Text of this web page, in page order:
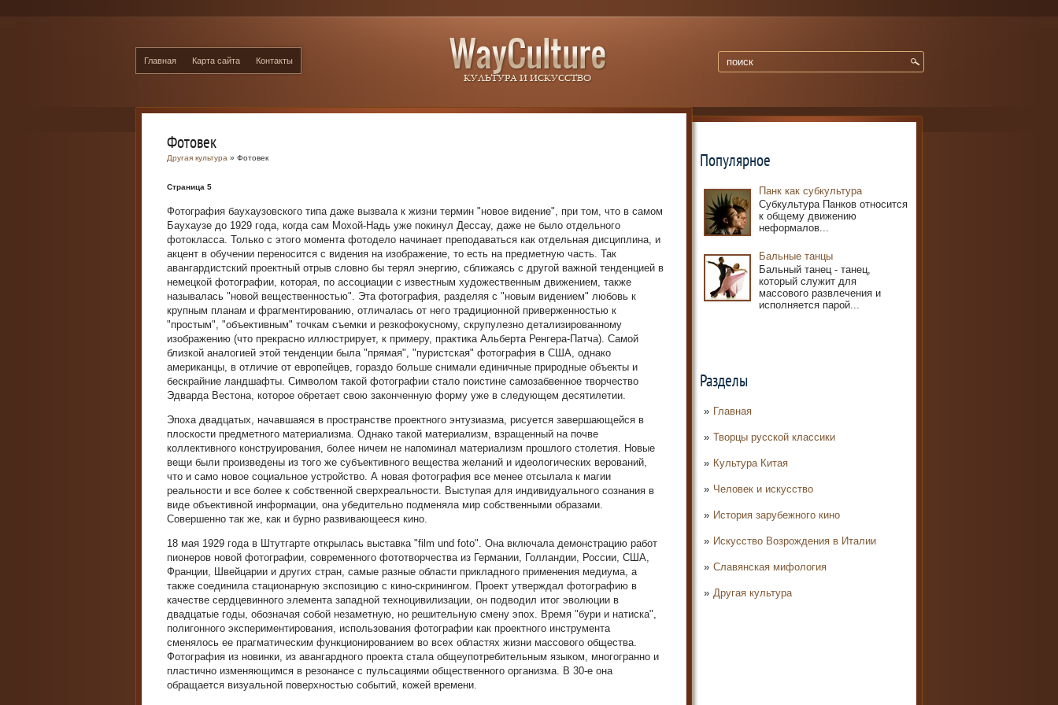
Главная Карта сайта Контакты
Популярное
Панк как субкультура
Субкультура Панков относится
к общему движению
неформалов...
Бальные танцы
Бальный танец - танец,
который служит для
массового развлечения и
исполняется парой...
Разделы
Главная
Творцы русской классики
Культура Китая
Человек и искусство
История зарубежного кино
Искусство Возрождения в Италии
Славянская мифология
Другая культура
Фотовек
Другая культура » Фотовек
Страница 5
Фотография баухаузовского типа даже вызвала к жизни термин "новое видение", при том, что в самом
Баухаузе до 1929 года, когда сам Мохой-Надь уже покинул Дессау, даже не было отдельного
фотокласса. Только с этого момента фотодело начинает преподаваться как отдельная дисциплина, и
акцент в обучении переносится с видения на изображение, то есть на предметную часть. Так
авангардистский проектный отрыв словно бы терял энергию, сближаясь с другой важной тенденцией в
немецкой фотографии, которая, по ассоциации с известным художественным движением, также
называлась "новой вещественностью". Эта фотография, разделяя с "новым видением" любовь к
крупным планам и фрагментированию, отличалась от него традиционной приверженностью к
"простым", "объективным" точкам съемки и резкофокусному, скрупулезно детализированному
изображению (что прекрасно иллюстрирует, к примеру, практика Альберта Ренгера-Патча). Самой
близкой аналогией этой тенденции была "прямая", "пуристская" фотография в США, однако
американцы, в отличие от европейцев, гораздо больше снимали единичные природные объекты и
бескрайние ландшафты. Символом такой фотографии стало поистине самозабвенное творчество
Эдварда Вестона, которое обретает свою законченную форму уже в следующем десятилетии.
Эпоха двадцатых, начавшаяся в пространстве проектного энтузиазма, рисуется завершающейся в
плоскости предметного материализма. Однако такой материализм, взращенный на почве
коллективного конструирования, более ничем не напоминал материализм прошлого столетия. Новые
вещи были произведены из того же субъективного вещества желаний и идеологических верований,
что и само новое социальное устройство. А новая фотография все менее отсылала к магии
реальности и все более к собственной сверхреальности. Выступая для индивидуального сознания в
виде объективной информации, она убедительно подменяла мир собственными образами.
Совершенно так же, как и бурно развивающееся кино.
18 мая 1929 года в Штутгарте открылась выставка "film und foto". Она включала демонстрацию работ
пионеров новой фотографии, современного фототворчества из Германии, Голландии, России, США,
Франции, Швейцарии и других стран, самые разные области прикладного применения медиума, а
также соединила стационарную экспозицию с кино-скринингом. Проект утверждал фотографию в
качестве сердцевинного элемента западной техноцивилизации, он подводил итог эволюции в
двадцатые годы, обозначая собой незаметную, но решительную смену эпох. Время "бури и натиска",
полигонного экспериментирования, использования фотографии как проектного инструмента
сменялось ее прагматическим функционированием во всех областях жизни массового общества.
Фотография из новинки, из авангардного проекта стала общеупотребительным языком, многогранно и
пластично изменяющимся в резонансе с пульсациями общественного организма. В 30-е она
обращается визуальной поверхностью событий, кожей времени.